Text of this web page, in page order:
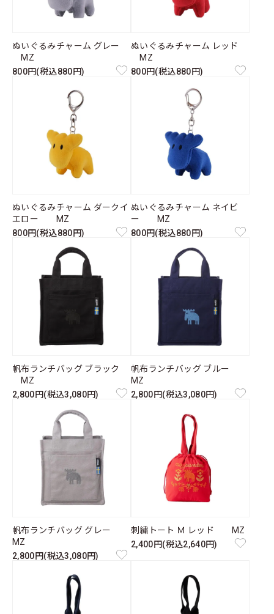
ぬいぐるみチャーム グレー
MZ
800円(税込880円)
ぬいぐるみチャーム レッド
MZ
800円(税込880円)
ぬいぐるみチャーム ダークイ
エロー MZ
800円(税込880円)
ぬいぐるみチャーム ネイビ
ー MZ
800円(税込880円)
帆布ランチバッグ ブラック
MZ
2,800円(税込3,080円)
帆布ランチバッグ ブルー
MZ
2,800円(税込3,080円)
帆布ランチバッグ グレー
MZ
2,800円(税込3,080円)
刺繍トート Ｍ レッド MZ
2,400円(税込2,640円)